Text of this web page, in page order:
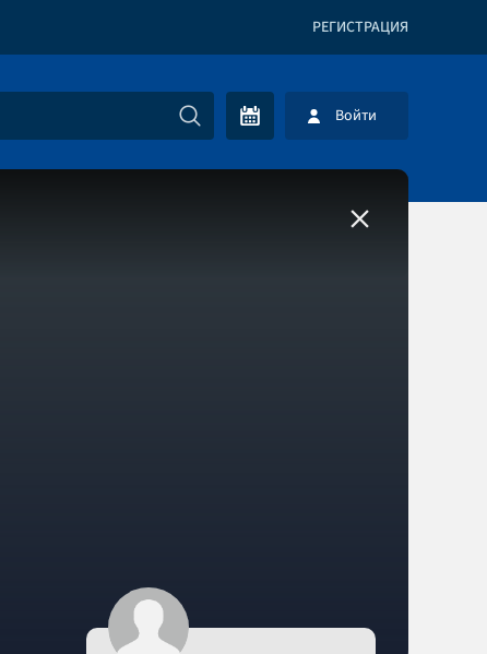
РЕГИСТРАЦИЯ
Войти